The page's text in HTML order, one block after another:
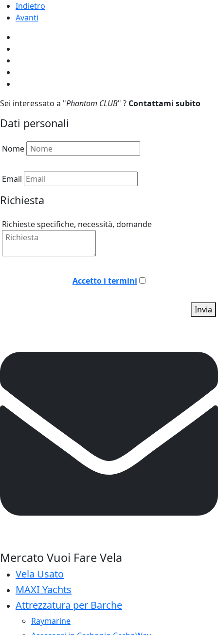
Indietro
Avanti
Sei interessato a "Phantom CLUB" ? Contattami subito
Dati personali
Nome
Email
Richiesta
Richieste specifiche, necessità, domande
Accetto i termini
Invia
Mercato Vuoi Fare Vela
Vela Usato
MAXI Yachts
Attrezzatura per Barche
Raymarine